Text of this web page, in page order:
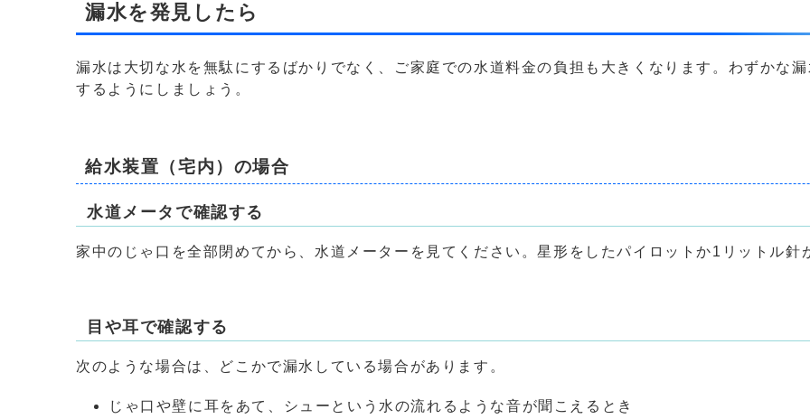
漏水を発見したら
漏水は大切な水を無駄にするばかりでなく、ご家庭での水道料金の負担も大きくなります。わずかな
するようにしましょう。
給水装置（宅内）の場合
水道メータで確認する
家中のじゃ口を全部閉めてから、水道メーターを見てください。星形をしたパイロットか1リットル
目や耳で確認する
次のような場合は、どこかで漏水している場合があります。
じゃ口や壁に耳をあて、シューという水の流れるような音が聞こえるとき